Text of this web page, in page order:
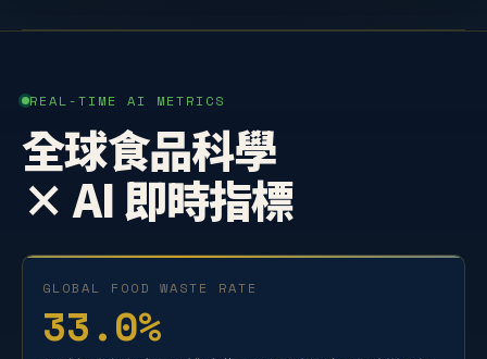
REAL-TIME AI METRICS
全球食品科學
× AI 即時指標
GLOBAL FOOD WASTE RATE
33.0%